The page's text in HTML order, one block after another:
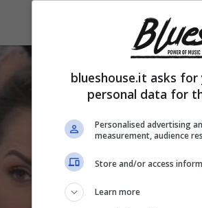
blueshouse.it asks
personal data for
Personalised advertising
measurement, audience
Store and/or access
Learn more